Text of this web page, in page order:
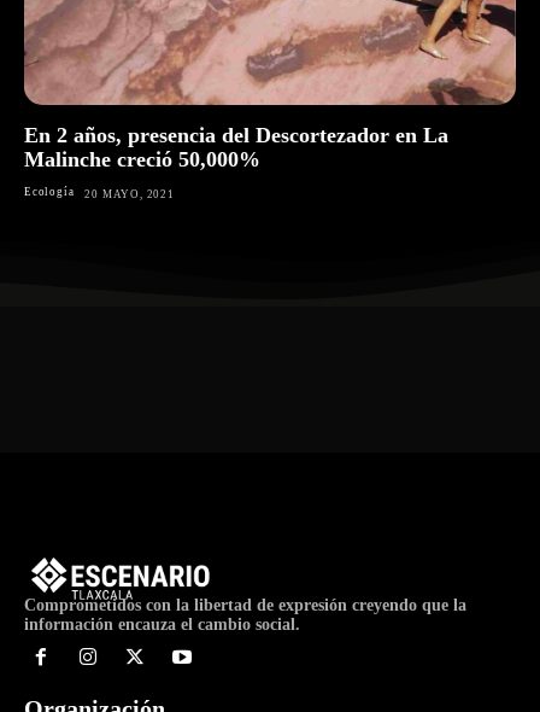
En 2 años, presencia del Descortezador en La
Malinche creció 50,000%
Ecología 20 MAYO, 2021
Comprometidos con la libertad de expresión creyendo que la
información encauza el cambio social.